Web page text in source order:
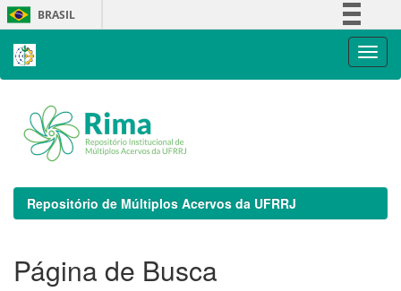
Skip
navigation
BRASIL
Repositório de Múltiplos Acervos da UFRRJ
Página de Busca